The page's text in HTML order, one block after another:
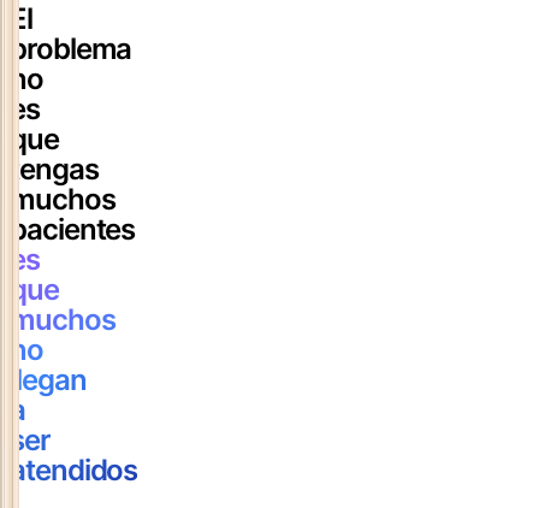
El
problema
no
es
que
tengas
muchos
pacientes
es
que
muchos
no
llegan
a
ser
atendidos